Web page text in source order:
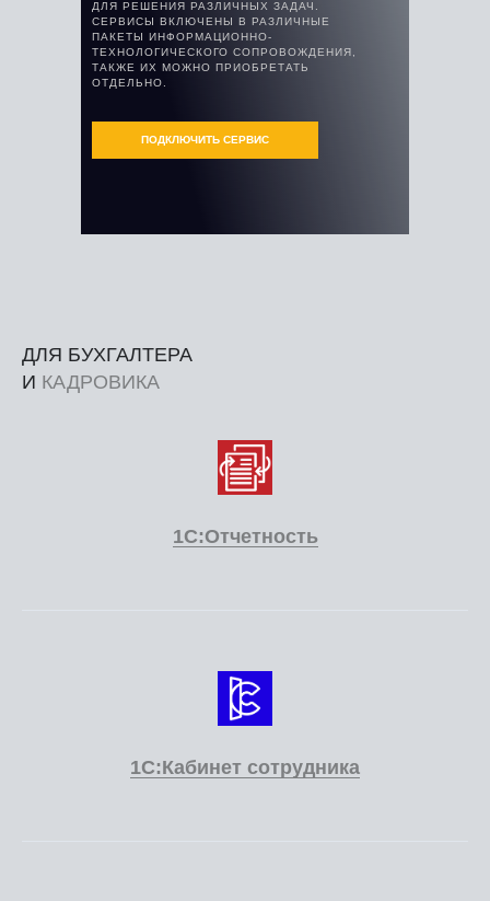
ДЛЯ РЕШЕНИЯ РАЗЛИЧНЫХ ЗАДАЧ.
СЕРВИСЫ ВКЛЮЧЕНЫ В РАЗЛИЧНЫЕ
ПАКЕТЫ ИНФОРМАЦИОННО-
ТЕХНОЛОГИЧЕСКОГО СОПРОВОЖДЕНИЯ,
ТАКЖЕ ИХ МОЖНО ПРИОБРЕТАТЬ
ОТДЕЛЬНО.
ПОДКЛЮЧИТЬ СЕРВИС
ДЛЯ БУХГАЛТЕРА
И КАДРОВИКА
1С:Отчетность
1С:Кабинет сотрудника